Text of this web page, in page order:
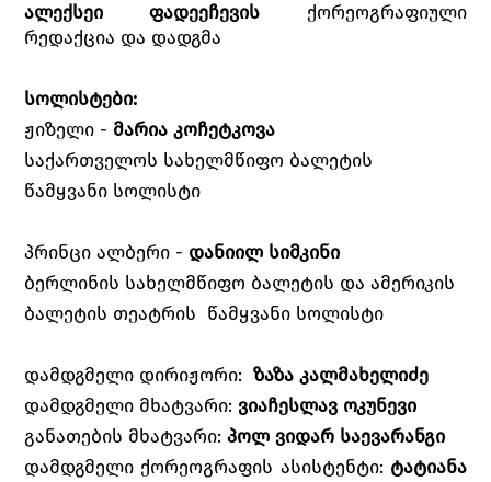
ალექსეი ფადეეჩევის ქორეოგრაფიული
რედაქცია და დადგმა
სოლისტები:
ჟიზელი - მარია კოჩეტკოვა
საქართველოს სახელმწიფო ბალეტის
წამყვანი სოლისტი
პრინცი ალბერი - დანიილ სიმკინი
ბერლინის სახელმწიფო ბალეტის და ამერიკის
ბალეტის თეატრის წამყვანი სოლისტი
დამდგმელი დირიჟორი: ზაზა კალმახელიძე
დამდგმელი მხატვარი: ვიაჩესლავ ოკუნევი
განათების მხატვარი:პოლ ვიდარ საევარანგი
დამდგმელი ქორეოგრაფის ასისტენტი: ტატიანა